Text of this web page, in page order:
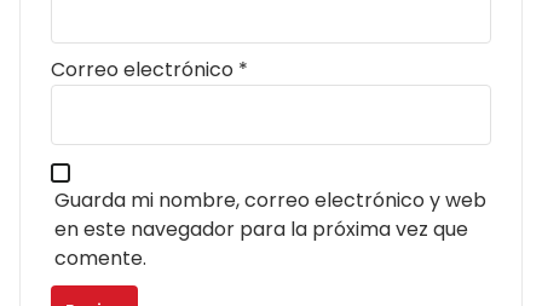
Correo electrónico *
Guarda mi nombre, correo electrónico y web
en este navegador para la próxima vez que
comente.